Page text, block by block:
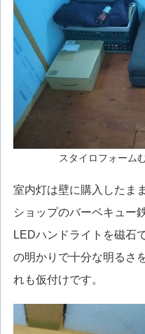
スタイロフォーム
室内灯は壁に購入したま
ショップのバーベキュー
LEDハンドライトを磁石
の明かりで十分な明るさ
れも仮付けです。